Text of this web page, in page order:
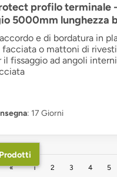
profilo terminale
5000mm lunghezza
e di bordatura in
facciata o mattoni di
il fissaggio ad angoli
: 17 Giorni
Precedente
1 2 3 4 5